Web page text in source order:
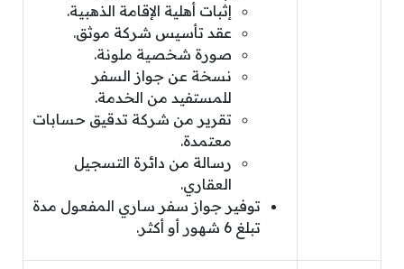
إثبات أهلية الإقامة الذهبية.
عقد تأسيس شركة موثق.
صورة شخصية ملونة.
نسخة عن جواز السفر
للمستفيد من الخدمة.
تقرير من شركة تدقيق حسابات
معتمدة.
رسالة من دائرة التسجيل
العقاري.
توفير جواز سفر ساري المفعول مدة
تبلغ 6 شهور أو أكثر.